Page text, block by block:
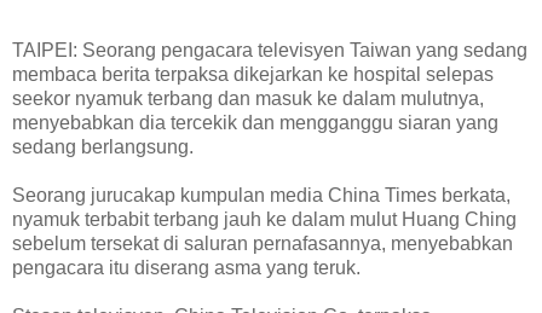
TAIPEI: Seorang pengacara televisyen Taiwan yang sedang
membaca berita terpaksa dikejarkan ke hospital selepas
seekor nyamuk terbang dan masuk ke dalam mulutnya,
menyebabkan dia tercekik dan mengganggu siaran yang
sedang berlangsung.
Seorang jurucakap kumpulan media China Times berkata,
nyamuk terbabit terbang jauh ke dalam mulut Huang Ching
sebelum tersekat di saluran pernafasannya, menyebabkan
pengacara itu diserang asma yang teruk.